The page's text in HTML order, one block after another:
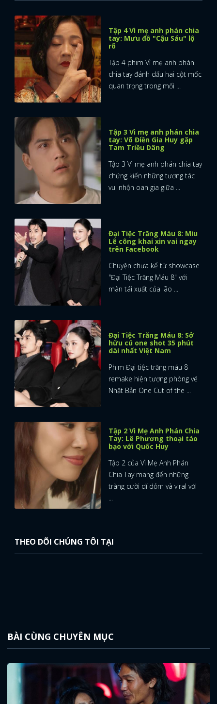
Tập 4 Vì mẹ anh phán chia
tay: Mưu đồ "Cậu Sáu" lộ
rõ
Tập 4 phim Vì mẹ anh phán
chia tay đánh dấu hai cột mốc
quan trọng trong mối ...
Tập 3 Vì mẹ anh phán chia
tay: Võ Điền Gia Huy gặp
Tam Triều Dâng
Tập 3 Vì mẹ anh phán chia tay
chứng kiến những tương tác
vui nhộn oan gia giữa ...
Đại Tiệc Trăng Máu 8: Miu
Lê công khai xin vai ngay
trên Facebook
Chuyện chưa kể từ showcase
"Đại Tiệc Trăng Máu 8" với
màn tái xuất của lão ...
Đại Tiệc Trăng Máu 8: Sở
hữu cú one shot 35 phút
dài nhất Việt Nam
Phim Đại tiệc trăng máu 8
remake hiện tượng phòng vé
Nhật Bản One Cut of the ...
Tập 2 Vì Mẹ Anh Phán Chia
Tay: Lê Phương thoại táo
bạo với Quốc Huy
Tập 2 của Vì Mẹ Anh Phán
Chia Tay mang đến những
tràng cười dí dỏm và viral với
...
THEO DÕI CHÚNG TÔI TẠI
BÀI CÙNG CHUYÊN MỤC